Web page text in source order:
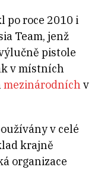
po roce 2010 i
Team, jenž
pistole
v místních
mezinárodních v
v celé
krajně
organizace